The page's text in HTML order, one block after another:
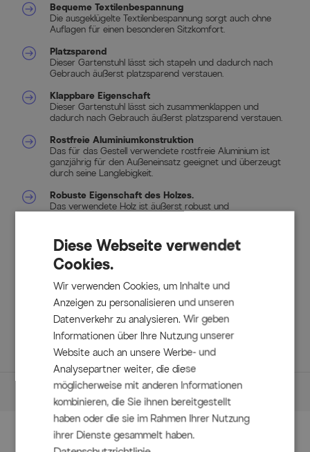
Bequeme Textilenbespannung
Die ausgeklügelte Textilenbespannung sorgt auch ohne
Auflagen für einen besonderen Sitzkomfort.
Platzsparend
Dieser Gartenstuhl lässt sich stapeln und dadurch nach
Gebrauch äußerst platzsparend verstauen.
Klappbare Eigenschaft
Dieser Gartenstuhl lässt sich zusammenklappen und
dadurch nach Gebrauch äußerst platzsparend verstauen.
Rostfreie Aluminiumkonstruktion
Das für das Gestell verwendete rostfreie Aluminium ist
ganzjährig für den Außeneinsatz geeignet und überzeugt
durch seine Langlebigkeit.
Robuste Eigenschaft des Holzes.
Das verwendete Holz ist äußerst robust und
Lieferumfang
1x Esstisch Xanadu, ca. 160/220 x 100 cm (65900058)
2x Stapelsessel Aruba
6x Klappstühle Aruba mit Teakholzarmlehnen
Maße
Maße (L/B/H)
Zubehör
Diese Webseite verwendet
Cookies.
Wir verwenden Cookies, um Inhalte und
Anzeigen zu personalisieren und unseren
Datenverkehr zu analysieren. Wir geben
Informationen über Ihre Nutzung unserer
Website auch an unsere Werbe- und
Analysepartner weiter, die diese
möglicherweise mit anderen Informationen
kombinieren, die Sie ihnen bereitgestellt
haben oder die sie im Rahmen Ihrer Nutzung
ihrer Dienste gesammelt haben.